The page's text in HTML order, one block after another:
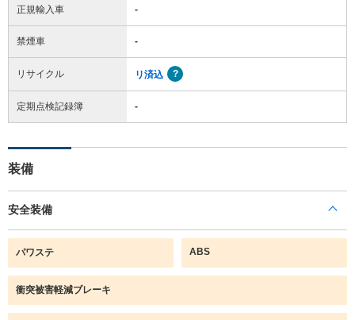
正規輸入車 -
禁煙車 -
リサイクル リ済込
定期点検記録簿 -
装備
安全装備
パワステ ABS
衝突被害軽減ブレーキ